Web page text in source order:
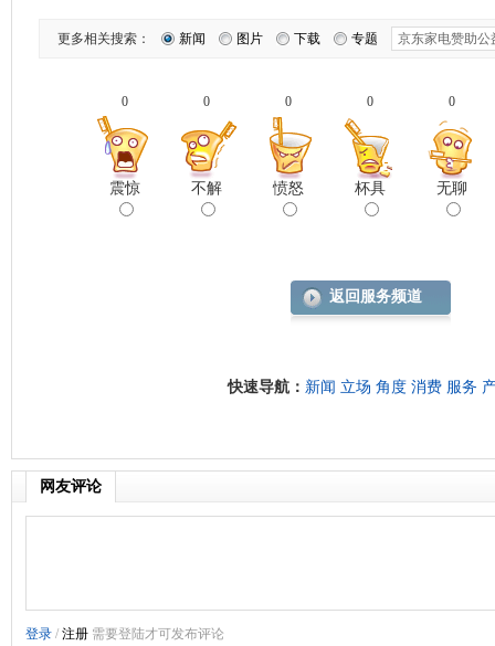
更多相关搜索： 新闻 图片 下载 专题
0
震惊
0
不解
0
愤怒
0
杯具
0
无聊
返回服务频道
快速导航： 新闻 立场 角度 消费 服务
网友评论